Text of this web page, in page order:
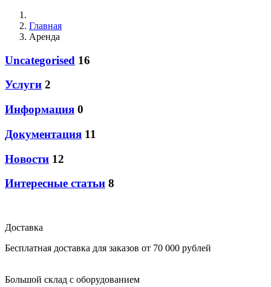
Главная
Аренда
Uncategorised 16
Услуги 2
Информация 0
Документация 11
Новости 12
Интересные статьи 8
Доставка
Бесплатная доставка для заказов от 70 000 рублей
Большой склад с оборудованием